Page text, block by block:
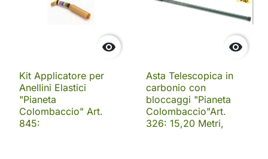

Kit Applicatore per
Anellini Elastici
"Pianeta
Colombaccio" Art.
845:

Asta Telescopica in
carbonio con
bloccaggi "Pianeta
Colombaccio"Art.
326: 15,20 Metri,